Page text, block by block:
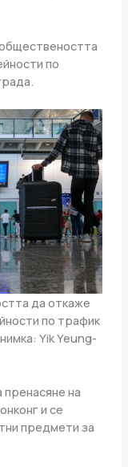
по
да откаже
по трафик
Yik Yeung-
на
и се
предмети за